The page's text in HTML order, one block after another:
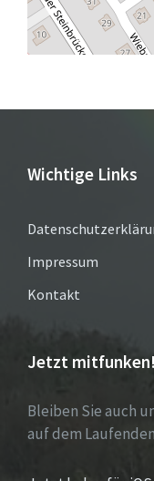
Wichtige Links
Impressum
Kontakt
Jetzt mitfunken!
Bleiben Sie auch
auf dem